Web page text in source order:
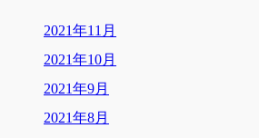
2021年11月
2021年10月
2021年9月
2021年8月